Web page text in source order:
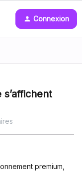
Connexion
premium,